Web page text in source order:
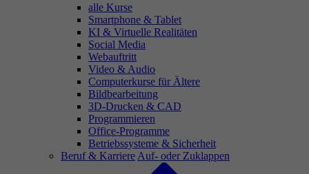
alle Kurse
Smartphone & Tablet
KI & Virtuelle Realitäten
Social Media
Webauftritt
Video & Audio
Computerkurse für Ältere
Bildbearbeitung
3D-Drucken & CAD
Programmieren
Office-Programme
Betriebssysteme & Sicherheit
Beruf & Karriere Auf- oder Zuklappen